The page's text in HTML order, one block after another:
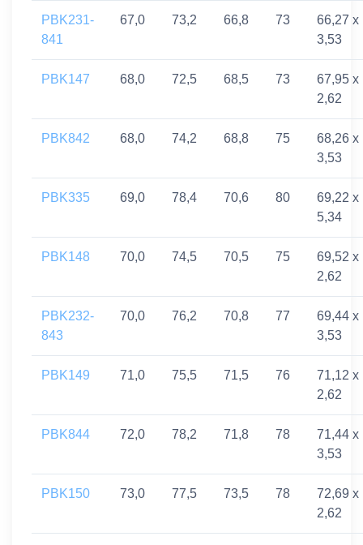
PBK231-
841
67,0 73,2 66,8 73
66,27 x
3,53
PBK147 68,0 72,5 68,5 73
67,95 x
2,62
PBK842 68,0 74,2 68,8 75
68,26 x
3,53
PBK335 69,0 78,4 70,6 80
69,22 x
5,34
PBK148 70,0 74,5 70,5 75
69,52 x
2,62
PBK232-
843
70,0 76,2 70,8 77
69,44 x
3,53
PBK149 71,0 75,5 71,5 76
71,12 x
2,62
PBK844 72,0 78,2 71,8 78
71,44 x
3,53
PBK150 73,0 77,5 73,5 78
72,69 x
2,62